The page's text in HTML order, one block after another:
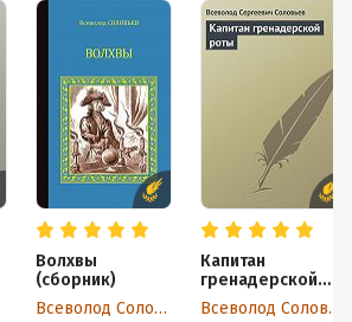
Волхвы
(сборник)
Всеволод Соловьев
Капитан
гренадерской
роты
Всеволод Соловьев